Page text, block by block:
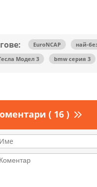
EuroNCAP най-
Модел 3
bmw серия 3
( 16 )